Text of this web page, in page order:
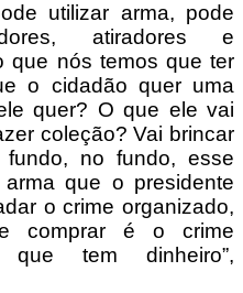
utilizar arma, pode
atiradores e
que nós temos que ter
o cidadão quer uma
quer? O que ele vai
coleção? Vai brincar
no fundo, esse
que o presidente
o crime organizado,
comprar é o crime
tem dinheiro”,